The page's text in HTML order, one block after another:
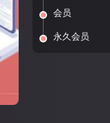
会员
永久会员